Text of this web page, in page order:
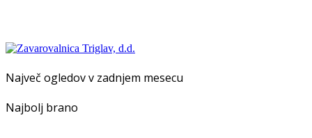
Največ ogledov v zadnjem mesecu
Najbolj brano